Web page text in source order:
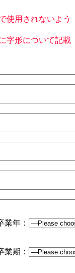
使用されないよう
字形について記載
業年：
業期：